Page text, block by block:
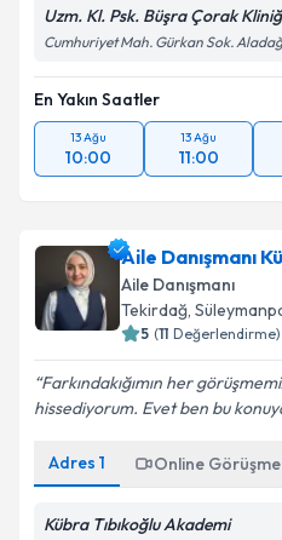
Uzm. Kl. Psk. Büşra Çorak
Cumhuriyet Mah. Gürkan Sok. Aladağ
En Yakın Saatler
13 Ağu
10:00
13 Ağu
11:00
Aile Danışmanı
Aile Danışmanı
Tekirdağ,
5 (11 Değerlendirme)
Farkındakığımın her
hissediyorum. Evet ben bu
Adres 1 Online Görüşme
Kübra Tıbıkoğlu Akademi